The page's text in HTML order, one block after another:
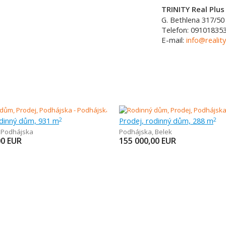
TRINITY Real
G. Bethlena 317/50
Telefon:
E-mail:
dům, 931 m2
Podhájska
EUR
Prodej, rodinný dům, 288 m2
Podhájska, Belek
155 000,00 EUR